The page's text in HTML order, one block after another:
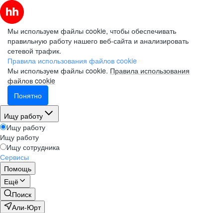
Мы используем файлы cookie, чтобы обеспечивать
правильную работу нашего веб-сайта и анализировать
сетевой трафик.
Правила использования файлов cookie
Мы используем файлы cookie. Правила использования
файлов cookie
Понятно
Ищу работу
Ищу работу
Ищу работу
Ищу сотрудника
Сервисы
Помощь
Ещё
Поиск
Али-Юрт